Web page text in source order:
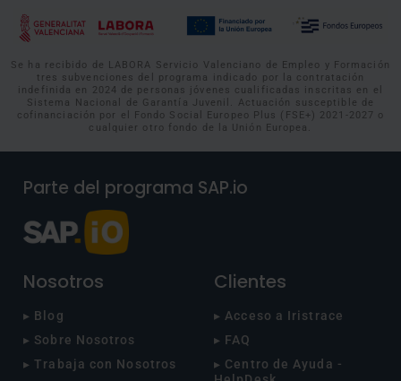
Se ha recibido de LABORA Servicio Valenciano de Empleo y Formación
tres subvenciones del programa indicado por la contratación
indefinida en 2024 de personas jóvenes cualificadas inscritas en el
Sistema Nacional de Garantía Juvenil. Actuación susceptible de
cofinanciación por el Fondo Social Europeo Plus (FSE+) 2021-2027 o
cualquier otro fondo de la Unión Europea.
Parte del programa SAP.io
Nosotros
▸ Blog
▸ Sobre Nosotros
▸ Trabaja con Nosotros
Clientes
▸ Acceso a Iristrace
▸ FAQ
▸ Centro de Ayuda -